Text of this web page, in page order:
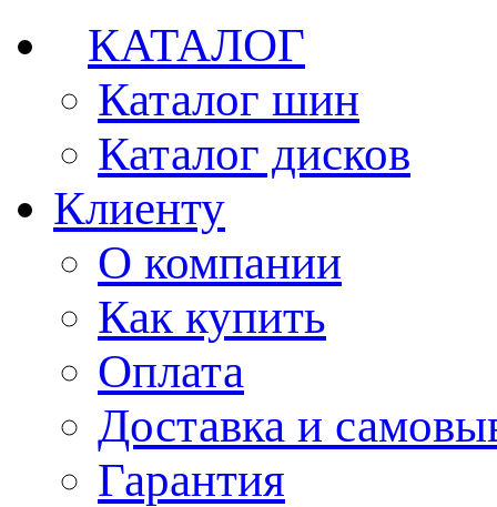
КАТАЛОГ
Каталог шин
Каталог дисков
Клиенту
О компании
Как купить
Оплата
Доставка и
Гарантия